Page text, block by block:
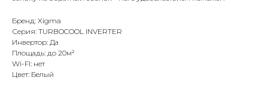
Бренд: Xigma
Серия: TURBOCOOL INVERTER
Инвертор: Да
Площадь: до 20м²
Wi-FI: нет
Цвет: Белый